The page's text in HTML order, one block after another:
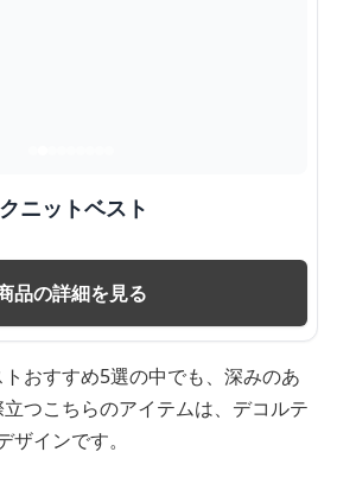
ニットベスト
品の詳細を見る
おすすめ5選の中でも、深みのあ
つこちらのアイテムは、デコルテ
ザインです。